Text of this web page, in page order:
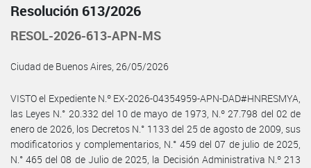
Resolución 613/2026
RESOL-2026-613-APN-MS
Ciudad de Buenos Aires, 26/05/2026
VISTO el Expediente N.º EX-2026-04354959-APN-DAD#HNRESMYA,
las Leyes N.° 20.332 del 10 de mayo de 1973, N.º 27.798 del 02 de
enero de 2026, los Decretos N.° 1133 del 25 de agosto de 2009, sus
modificatorios y complementarios, N.° 459 del 07 de julio de 2025,
N.° 465 del 08 de Julio de 2025, la Decisión Administrativa N.º 213